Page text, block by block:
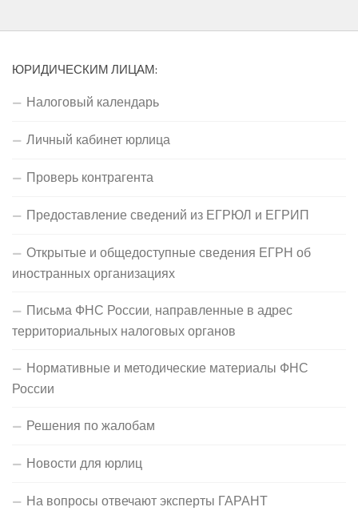
ЮРИДИЧЕСКИМ ЛИЦАМ:
Налоговый календарь
Личный кабинет юрлица
Проверь контрагента
Предоставление сведений из ЕГРЮЛ и ЕГРИП
Открытые и общедоступные сведения ЕГРН об
иностранных организациях
Письма ФНС России, направленные в адрес
территориальных налоговых органов
Нормативные и методические материалы ФНС
России
Решения по жалобам
Новости для юрлиц
На вопросы отвечают эксперты ГАРАНТ